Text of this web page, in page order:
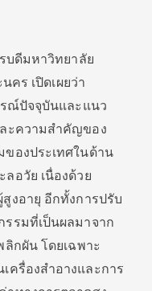
บดีมหาวิทยาลัย
คร เปิดเผยว่า
ณ์ปัจจุบันและแนว
ะความสำคัญของ
องประเทศในด้าน
อวัย เนื่องด้วย
งอายุ อีกทั้งการปรับ
รมที่เป็นผลมาจาก
ลิกผัน โดยเฉพาะ
ครื่องสำอางและการ